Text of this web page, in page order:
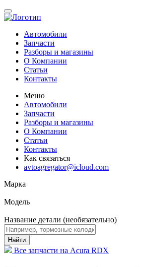
Автомобили
Запчасти
Разборы и магазины
О Компании
Статьи
Контакты
Меню
Автомобили
Запчасти
Разборы и магазины
О Компании
Статьи
Контакты
Как связаться
avtoagregator@icloud.com
Марка
Модель
Название детали (необязательно)
Найти
Все запчасти на Acura RDX